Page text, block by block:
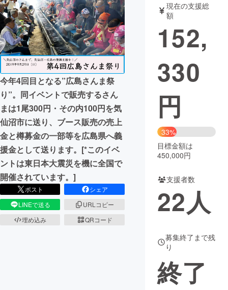
テクノロジー・ガジェット
映像・映画 書籍・雑誌
ビジネス・起業 チャレンジ
まちづくり・地域活性化
CAMPFIRE for Social Good
CAMPFIRE Creation
CAMPFIREふるさと納税machi-ya コミュニティ
今年4回目となる”広島さんま祭
り”。同イベントで販売するさん
まは1尾300円・その内100円を気
仙沼市に送り、ブース販売の売上
金と樽募金の一部等を広島県へ義
援金として送ります。[*このイベ
ントは東日本大震災を機に全国で
開催されています。]
ポスト
シェア
LINEで送る
URLコピー
埋め込み
QRコード
現在の支援総
額
152,
330
円
33%
目標金額は
450,000円
支援者数
22人
募集終了まで残
り
終了